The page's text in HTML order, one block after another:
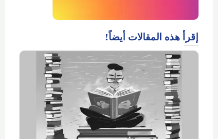
إقرأ هذه المقالات أيضاً!